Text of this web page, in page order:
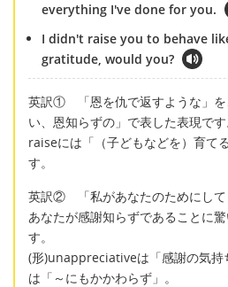
everything I've done for you.
I didn't raise you to behave
gratitude, would you?
英訳① 「恩を仇で返すような」
い、恩知らずの」で表した表現です
raiseには「（子どもなどを）育て
す。
英訳② 「私があなたのためにして
あなたが感謝知らずであることに
す。
(形)unappreciativeは「感謝の気
は「～にもかかわらず」。